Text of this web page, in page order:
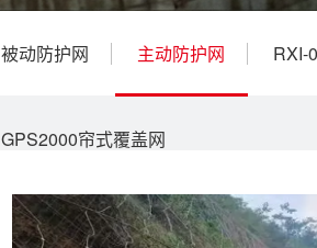
被动防护网 主动防护网 RXI-
GPS2000帘式覆盖网